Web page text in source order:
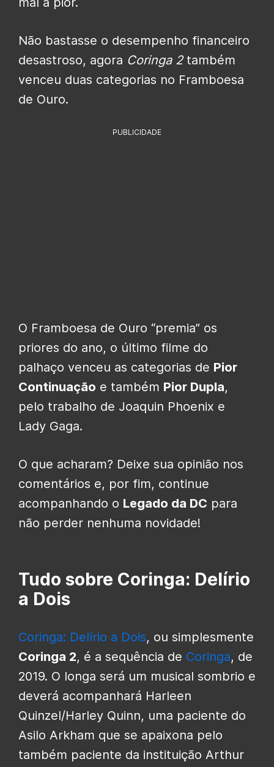
Não bastasse o desempenho financeiro
desastroso, agora Coringa 2 também
venceu duas categorias no Framboesa
de Ouro.
PUBLICIDADE
O Framboesa de Ouro “premia” os
priores do ano, o último filme do
palhaço venceu as categorias de Pior
Continuação e também Pior Dupla,
pelo trabalho de Joaquin Phoenix e
Lady Gaga.
O que acharam? Deixe sua opinião nos
comentários e, por fim, continue
acompanhando o Legado da DC para
não perder nenhuma novidade!
Tudo sobre Coringa: Delírio
a Dois
Coringa: Delírio a Dois, ou simplesmente
Coringa 2, é a sequência de Coringa, de
2019. O longa será um musical sombrio e
deverá acompanhará Harleen
Quinzel/Harley Quinn, uma paciente do
Asilo Arkham que se apaixona pelo
também paciente da instituição Arthur